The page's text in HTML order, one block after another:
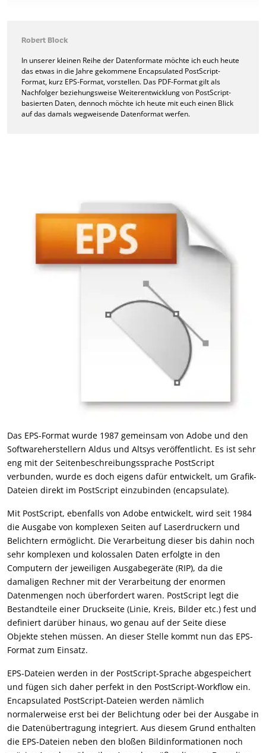
Robert Block
In unserer kleinen Reihe der Datenformate möchte ich euch heute
das etwas in die Jahre gekommene Encapsulated PostScript-
Format, kurz EPS-Format, vorstellen. Das PDF-Format gilt als
Nachfolger beziehungsweise Weiterentwicklung von PostScript-
basierten Daten, dennoch möchte ich heute mit euch einen Blick
auf das damals wegweisende Datenformat werfen.
Das EPS-Format wurde 1987 gemeinsam von Adobe und den
Softwareherstellern Aldus und Altsys veröffentlicht. Es ist sehr
eng mit der Seitenbeschreibungssprache PostScript
verbunden, wurde es doch eigens dafür entwickelt, um Grafik-
Dateien direkt im PostScript einzubinden (encapsulate).
Mit PostScript, ebenfalls von Adobe entwickelt, wird seit 1984
die Ausgabe von komplexen Seiten auf Laserdruckern und
Belichtern ermöglicht. Die Verarbeitung dieser bis dahin noch
sehr komplexen und kolossalen Daten erfolgte in den
Computern der jeweiligen Ausgabegeräte (RIP), da die
damaligen Rechner mit der Verarbeitung der enormen
Datenmengen noch überfordert waren. PostScript legt die
Bestandteile einer Druckseite (Linie, Kreis, Bilder etc.) fest und
definiert darüber hinaus, wo genau auf der Seite diese
Objekte stehen müssen. An dieser Stelle kommt nun das EPS-
Format zum Einsatz.
EPS-Dateien werden in der PostScript-Sprache abgespeichert
und fügen sich daher perfekt in den PostScript-Workflow ein.
Encapsulated PostScript-Dateien werden nämlich
normalerweise erst bei der Belichtung oder bei der Ausgabe in
die Datenübertragung integriert. Aus diesem Grund enthalten
die EPS-Dateien neben den bloßen Bildinformationen noch